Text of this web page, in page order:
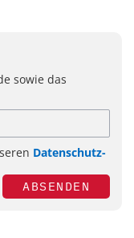
sowie das
Datenschutz-
ABSENDEN